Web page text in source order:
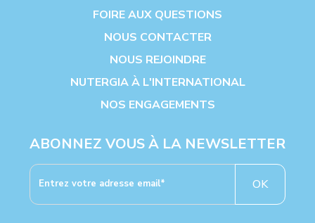
FOIRE AUX QUESTIONS
NOUS CONTACTER
NOUS REJOINDRE
NUTERGIA À L'INTERNATIONAL
NOS ENGAGEMENTS
ABONNEZ VOUS À LA NEWSLETTER
OK